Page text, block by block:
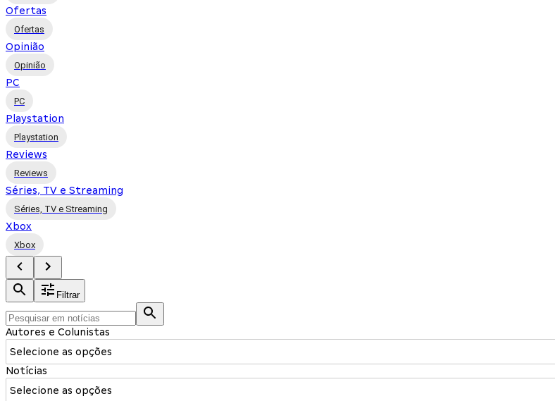
Ofertas
Ofertas
Opinião
Opinião
PC
PC
Playstation
Playstation
Reviews
Reviews
Séries, TV e Streaming
Séries, TV e Streaming
Xbox
Xbox
Filtrar
Autores e Colunistas
Selecione as opções
Notícias
Selecione as opções